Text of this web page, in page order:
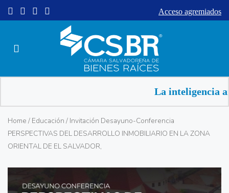
Acceso agremiados
La inteligencia
Home / Educación / Invitación Desayuno-Conferencia
PERSPECTIVAS DEL DESARROLLO INMOBILIARIO EN LA ZONA
ORIENTAL DE EL SALVADOR,